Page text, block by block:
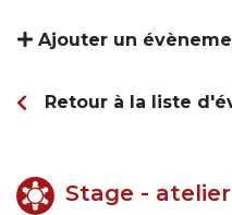
Ajouter un
Retour à la liste
Stage - atelier